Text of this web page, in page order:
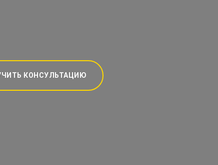
КОНСУЛЬТАЦИЮ